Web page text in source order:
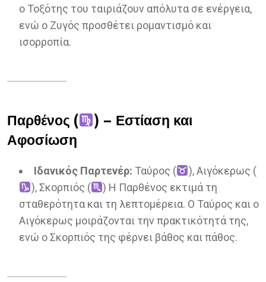
ο Τοξότης του ταιριάζουν απόλυτα σε ενέργεια,
ενώ ο Ζυγός προσθέτει ρομαντισμό και
ισορροπία.
Παρθένος (
) – Εστίαση και
Αφοσίωση
Ιδανικός Παρτενέρ: Ταύρος (
), Αιγόκερως (
), Σκορπιός (
) Η Παρθένος εκτιμά τη
σταθερότητα και τη λεπτομέρεια. Ο Ταύρος και ο
Αιγόκερως μοιράζονται την πρακτικότητά της,
ενώ ο Σκορπιός της φέρνει βάθος και πάθος.